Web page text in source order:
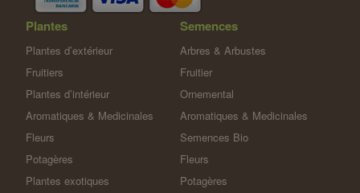
Plantes
Plantes d’extérieur
Fruitiers
Plantes d’intérieur
Aromatiques & Medicinales
Fleurs
Potagères
Plantes exotiques
Semences
Arbres & Arbustes
Fruitier
Ornemental
Aromatiques & Medicinales
Semences Bio
Fleurs
Potagères